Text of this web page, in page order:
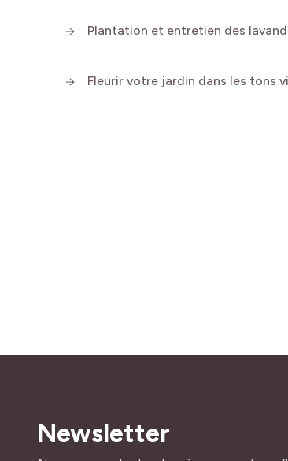
Plantation et entretien des
Fleurir votre jardin dans les tons
Newsletter